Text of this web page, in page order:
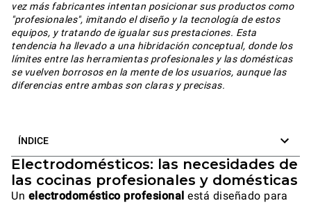
vez más fabricantes intentan posicionar sus productos como
"profesionales", imitando el diseño y la tecnología de estos
equipos, y tratando de igualar sus prestaciones. Esta
tendencia ha llevado a una hibridación conceptual, donde los
límites entre las herramientas profesionales y las domésticas
se vuelven borrosos en la mente de los usuarios, aunque las
diferencias entre ambas son claras y precisas.
ÍNDICE
Electrodomésticos: las necesidades de
las cocinas profesionales y domésticas
Un electrodoméstico profesional está diseñado para